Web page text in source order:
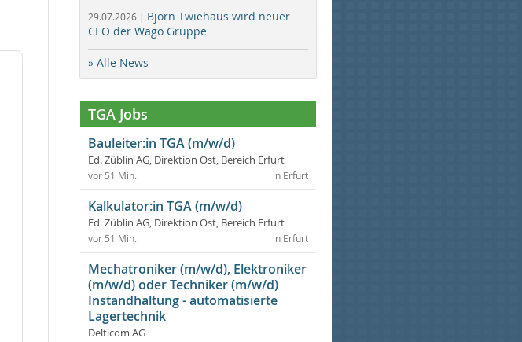
29.07.2026 | Björn Twiehaus wird neuer
CEO der Wago Gruppe
» Alle News
TGA Jobs
Bauleiter:in TGA (m/w/d)
Ed. Züblin AG, Direktion Ost, Bereich Erfurt
in Erfurt
vor 51 Min.
Kalkulator:in TGA (m/w/d)
Ed. Züblin AG, Direktion Ost, Bereich Erfurt
in Erfurt
vor 51 Min.
Mechatroniker (m/w/d), Elektroniker
(m/w/d) oder Techniker (m/w/d)
Instandhaltung - automatisierte
Lagertechnik
Delticom AG